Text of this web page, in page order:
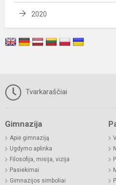
2020
Tvarkaraščiai
Gimnazija
Apie gimnaziją
Ugdymo aplinka
Filosofija, misija, vizija
Pasiekimai
Gimnazijos simboliai